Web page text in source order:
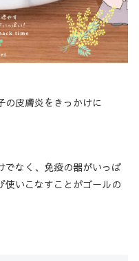
の皮膚炎をきっかけに
でなく、免疫の器がいっぱ
使いこなすことがゴールの